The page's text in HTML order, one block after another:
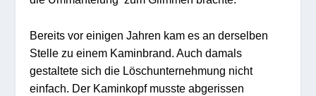
Bereits vor einigen Jahren kam es an derselben
Stelle zu einem Kaminbrand. Auch damals
gestaltete sich die Löschunternehmung nicht
einfach. Der Kaminkopf musste abgerissen